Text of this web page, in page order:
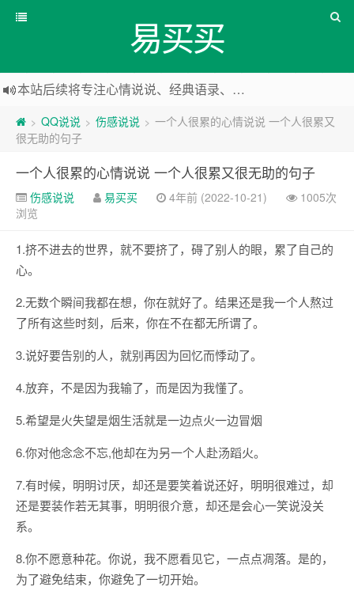
易买买
本站后续将专注心情说说、经典语录、心情随笔等
本站改版，下架友情链接
> QQ说说 > 伤感说说 > 一个人很累的心情说说 一个人很累又
很无助的句子
一个人很累的心情说说 一个人很累又很无助的句子
伤感说说 易买买 4年前 (2022-10-21)
1005次
浏览
1.挤不进去的世界，就不要挤了，碍了别人的眼，累了自己的
心。
2.无数个瞬间我都在想，你在就好了。结果还是我一个人熬过
了所有这些时刻，后来，你在不在都无所谓了。
3.说好要告别的人，就别再因为回忆而悸动了。
4.放弃，不是因为我输了，而是因为我懂了。
5.希望是火失望是烟生活就是一边点火一边冒烟
6.你对他念念不忘,他却在为另一个人赴汤蹈火。
7.有时候，明明讨厌，却还是要笑着说还好，明明很难过，却
还是要装作若无其事，明明很介意，却还是会心一笑说没关
系。
8.你不愿意种花。你说，我不愿看见它，一点点凋落。是的，
为了避免结束，你避免了一切开始。